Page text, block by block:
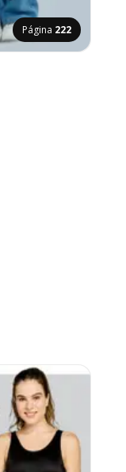
Página 222